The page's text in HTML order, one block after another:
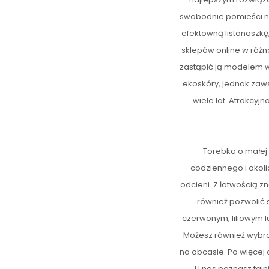
swobodnie pomieści
efektowną
sklepów online w
zastąpić ją modelem
ekoskóry, jednak
wiele lat.
Torebka o
codziennego i
odcieni. Z łatwością
również pozwolić
czerwonym, liliowym
Możesz również
na obcasie. Po